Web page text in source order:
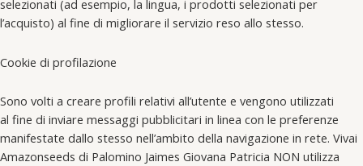
selezionati (ad esempio, la lingua, i prodotti selezionati per
l’acquisto) al fine di migliorare il servizio reso allo stesso.
Cookie di profilazione
Sono volti a creare profili relativi all’utente e vengono utilizzati
al fine di inviare messaggi pubblicitari in linea con le preferenze
manifestate dallo stesso nell’ambito della navigazione in rete. Vivai
Amazonseeds di Palomino Jaimes Giovana Patricia NON utilizza